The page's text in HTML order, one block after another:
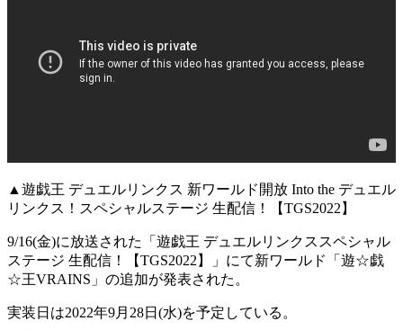
▲遊戯王 デュエルリンクス 新ワールド開放 Into the デュエル
リンクス！スペシャルステージ 生配信！【TGS2022】
9/16(金)に放送された「遊戯王 デュエルリンクススペシャル
ステージ 生配信！【TGS2022】」にて新ワールド
「遊☆戯
☆王VRAINS」 の追加が発表された。
実装日は2022年9月28日(水)を予定している。